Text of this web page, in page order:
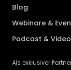
Blog
Webinare &
Podcast &
Als exklusiver